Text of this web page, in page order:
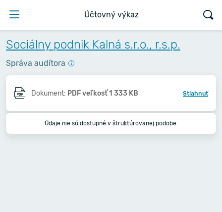
Účtovný výkaz
Sociálny podnik Kalná s.r.o., r.s.p.
Správa audítora
Dokument: PDF veľkosť 1 333 KB Stiahnuť
Údaje nie sú dostupné v štruktúrovanej podobe.